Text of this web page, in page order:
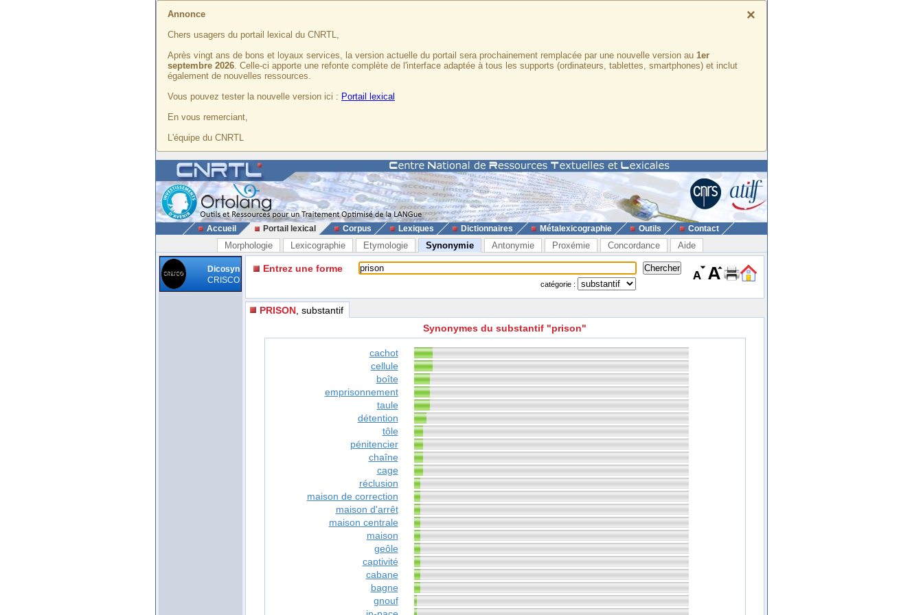
×
Annonce
Chers usagers du portail lexical du CNRTL,
Après vingt ans de bons et loyaux services, la version actuelle du portail sera prochainement remplacée par une nouvelle version au 1er
septembre 2026. Celle-ci apporte une refonte complète de l'interface adaptée à tous les supports (ordinateurs, tablettes, smartphones) et inclut
également de nouvelles ressources.
Vous pouvez tester la nouvelle version ici : Portail lexical
En vous remerciant,
L'équipe du CNRTL
Accueil Portail lexical Corpus Lexiques Dictionnaires Métalexicographie Outils Contact
Morphologie Lexicographie Etymologie Synonymie Antonymie Proxémie Concordance Aide
Dicosyn
CRISCO
Entrez une forme
catégorie :
PRISON , substantif
Synonymes du substantif "prison"
cachot
cellule
boîte
emprisonnement
taule
détention
tôle
pénitencier
chaîne
cage
réclusion
maison de correction
maison d'arrêt
maison centrale
maison
geôle
captivité
cabane
bagne
gnouf